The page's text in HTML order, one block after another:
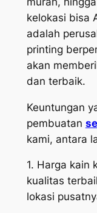
kelokasi bisa
adalah
printing
akan
dan terbaik.
Keuntungan
pembuatan
kami, antara
1. Harga kain
kualitas
lokasi